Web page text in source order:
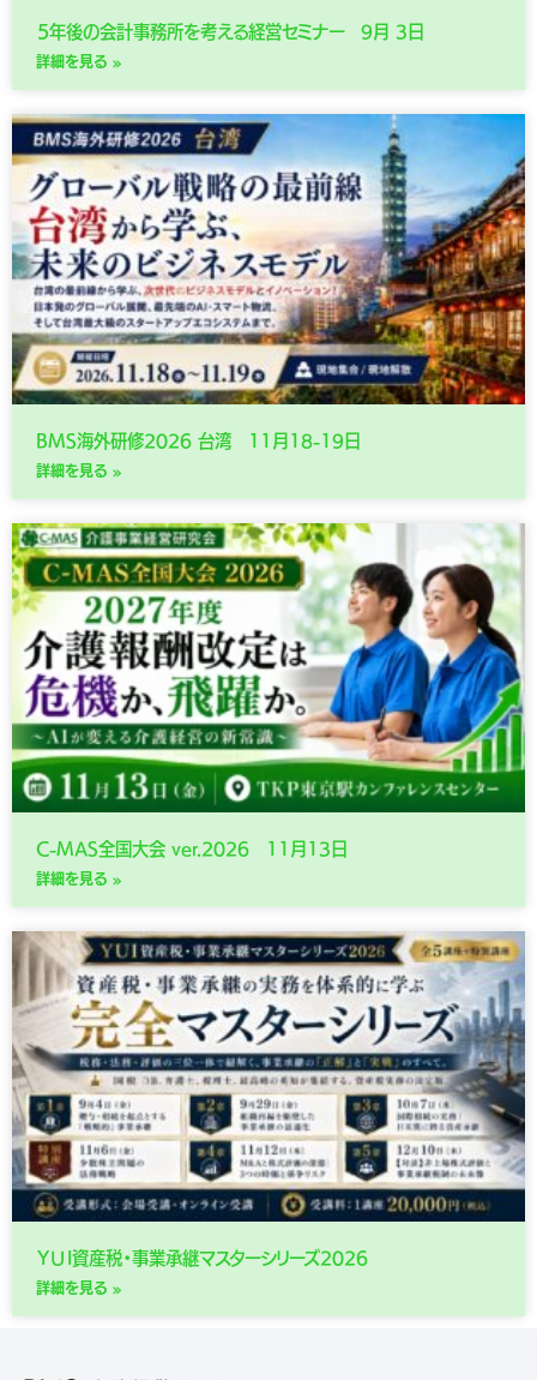
５年後の会計事務所を考える経営セミナー 9月 3日
詳細を見る »
BMS海外研修2026 台湾 11月18-19日
詳細を見る »
C-MAS全国大会 ver.2026 11月13日
詳細を見る »
ＹＵＩ資産税・事業承継マスターシリーズ2026
詳細を見る »